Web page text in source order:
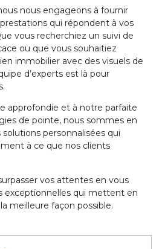
nous engageons à fournir
qui répondent à vos
vous recherchiez un suivi de
ou que vous souhaitiez
immobilier avec des visuels de
d’experts est là pour
approfondie et à notre parfaite
de pointe, nous sommes en
personnalisées qui
à ce que nos clients
vos attentes en vous
exceptionnelles qui mettent en
meilleure façon possible.